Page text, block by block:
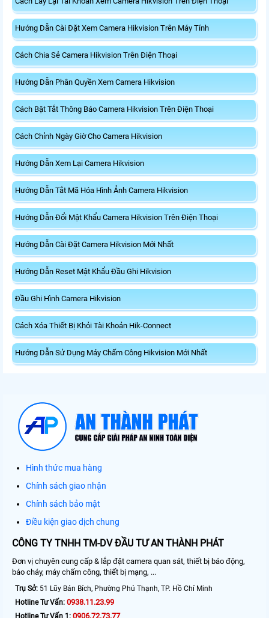
Hướng Dẫn Cài Đặt Xem Camera Hikvision Trên Máy Tính
Cách Chia Sẻ Camera Hikvision Trên Điện Thoại
Hướng Dẫn Phân Quyền Xem Camera Hikvision
Cách Bật Tắt Thông Báo Camera Hikvision Trên Điện Thoại
Cách Chỉnh Ngày Giờ Cho Camera Hikvision
Hướng Dẫn Xem Lại Camera Hikvision
Hướng Dẫn Tắt Mã Hóa Hình Ảnh Camera Hikvision
Hướng Dẫn Đổi Mật Khẩu Camera Hikvision Trên Điện Thoại
Hướng Dẫn Cài Đặt Camera Hikvision Mới Nhất
Hướng Dẫn Reset Mật Khẩu Đầu Ghi Hikvision
Đầu Ghi Hình Camera Hikvision
Cách Xóa Thiết Bị Khỏi Tài Khoản Hik-Connect
Hướng Dẫn Sử Dụng Máy Chấm Công Hikvision Mới Nhất
Hình thức mua hàng
Chính sách giao nhận
Chính sách bảo mật
Điều kiện giao dịch chung
CÔNG TY TNHH TM-DV ĐẦU TƯ AN THÀNH PHÁT
Đơn vị chuyên cung cấp & lắp đặt camera quan sát, thiết bị báo động,
báo cháy, máy chấm công, thiết bị mạng, ...
Trụ Sở: 51 Lũy Bán Bích, Phường Phú Thạnh, TP. Hồ Chí Minh
Hotline Tư Vấn: 0938.11.23.99
Hotline Tư Vấn 1: 0906.72.73.77